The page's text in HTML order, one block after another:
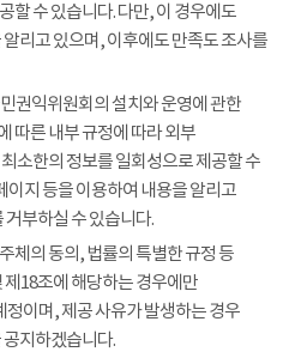
할 수 있습니다. 다만, 이 경우에도
리고 있으며, 이후에도 만족도 조사를
권익위원회의 설치와 운영에 관한
따른 내부 규정에 따라 외부
소한의 정보를 일회성으로 제공할 수
이지 등을 이용하여 내용을 알리고
부하실 수 있습니다.
체의 동의, 법률의 특별한 규정 등
제18조에 해당하는 경우에만
이며, 제공 사유가 발생하는 경우
지하겠습니다.